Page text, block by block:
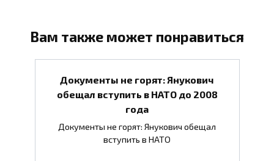
Вам также может понравиться
Документы не горят: Янукович
обещал вступить в НАТО до 2008
года
Документы не горят: Янукович обещал
вступить в НАТО